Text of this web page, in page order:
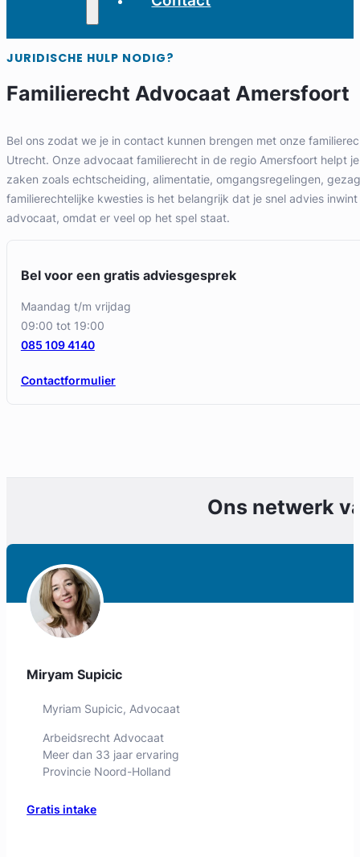
JURIDISCHE HULP NODIG?
Familierecht Advocaat Amersfoort
Bel ons zodat we je in contact kunnen brengen met onze
Utrecht. Onze advocaat familierecht in de regio Amersfoort helpt
zaken zoals echtscheiding, alimentatie, omgangsregelingen,
familierechtelijke kwesties is het belangrijk dat je snel advies
advocaat, omdat er veel op het spel staat.
Bel voor een gratis adviesgesprek
maandag t/m vrijdag
09:00 tot 19:00
Contactformulier
085 109 4140
Ons netwerk